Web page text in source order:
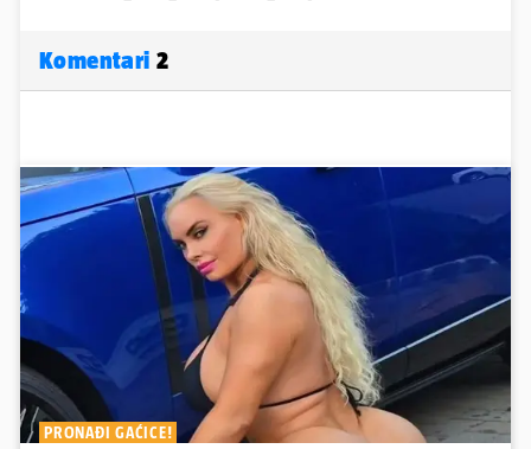
Komentari 2
PRONAĐI GAĆICE!